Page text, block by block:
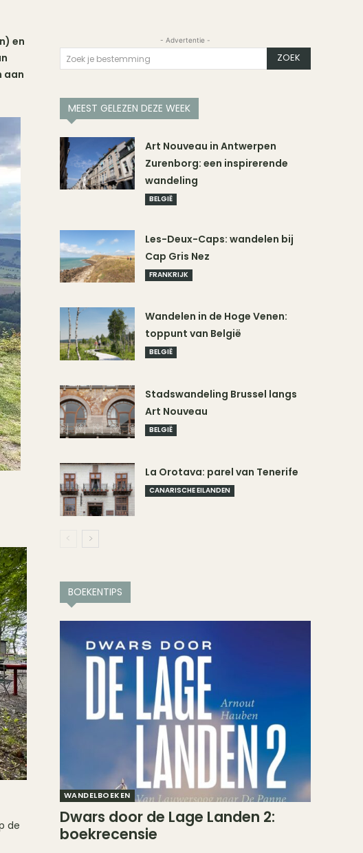
en
aan
de
- Advertentie -
Zoek je bestemming ZOEK
MEEST GELEZEN DEZE WEEK
Art Nouveau in Antwerpen
Zurenborg: een inspirerende
wandeling
BELGIË
Les-Deux-Caps: wandelen bij
Cap Gris Nez
FRANKRIJK
Wandelen in de Hoge Venen:
toppunt van België
BELGIË
Stadswandeling Brussel langs
Art Nouveau
BELGIË
La Orotava: parel van Tenerife
CANARISCHE EILANDEN
BOEKENTIPS
WANDELBOEKEN
Dwars door de Lage Landen 2:
boekrecensie